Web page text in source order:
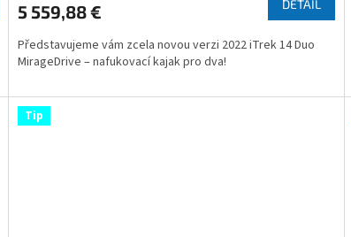
rating
4,8
out
5
stars.
5 559,88 € DETAIL
Představujeme vám zcela novou verzi 2022 iTrek 14 Duo
MirageDrive – nafukovací kajak pro dva!
Tip